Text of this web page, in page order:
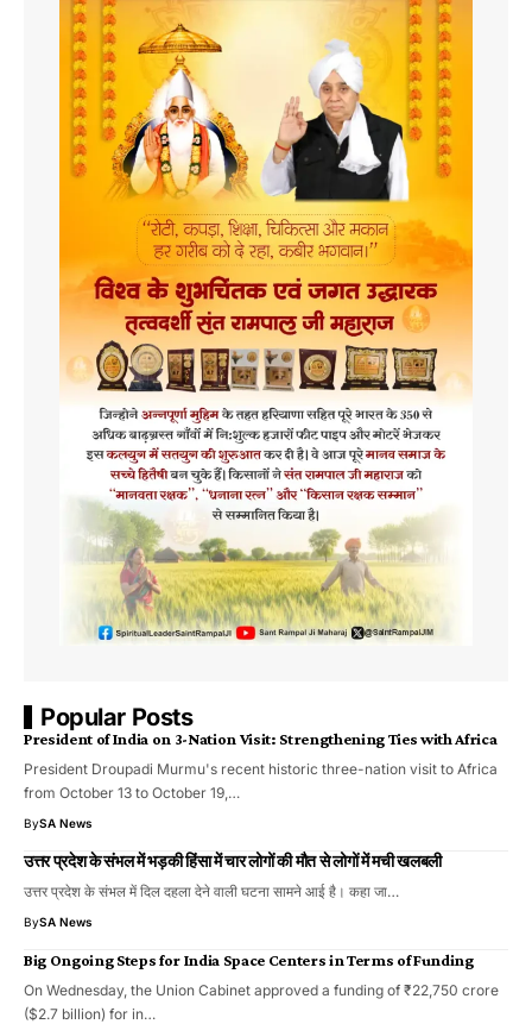
Popular Posts
President of India on 3-Nation Visit: Strengthening Ties with Africa
President Droupadi Murmu's recent historic three-nation visit to Africa
from October 13 to October 19,…
BySA News
उत्तर प्रदेश के संभल में भड़की हिंसा में चार लोगों की मौत से लोगों में मची खलबली
उत्तर प्रदेश के संभल में दिल दहला देने वाली घटना सामने आई है। कहा जा…
BySA News
Big Ongoing Steps for India Space Centers in Terms of Funding
On Wednesday, the Union Cabinet approved a funding of ₹22,750 crore
($2.7 billion) for in…